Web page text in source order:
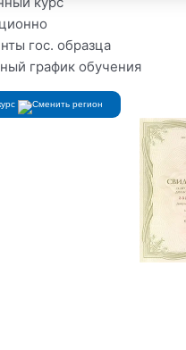
гос. образца
график обучения